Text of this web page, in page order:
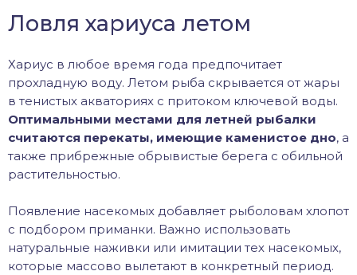
Ловля хариуса летом
Хариус в любое время года предпочитает
прохладную воду. Летом рыба скрывается от жары
в тенистых акваториях с притоком ключевой воды.
Оптимальными местами для летней рыбалки
считаются перекаты, имеющие каменистое дно, а
также прибрежные обрывистые берега с обильной
растительностью.
Появление насекомых добавляет рыболовам хлопот
с подбором приманки. Важно использовать
натуральные наживки или имитации тех насекомых,
которые массово вылетают в конкретный период.